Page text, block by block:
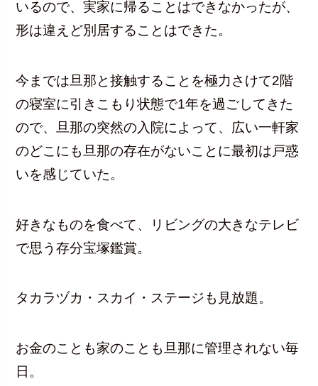
いるので、実家に帰ることはできなかったが、
形は違えど別居することはできた。
今までは旦那と接触することを極力さけて2階
の寝室に引きこもり状態で1年を過ごしてきた
ので、旦那の突然の入院によって、広い一軒家
のどこにも旦那の存在がないことに最初は戸惑
いを感じていた。
好きなものを食べて、リビングの大きなテレビ
で思う存分宝塚鑑賞。
タカラヅカ・スカイ・ステージも見放題。
お金のことも家のことも旦那に管理されない毎
日。